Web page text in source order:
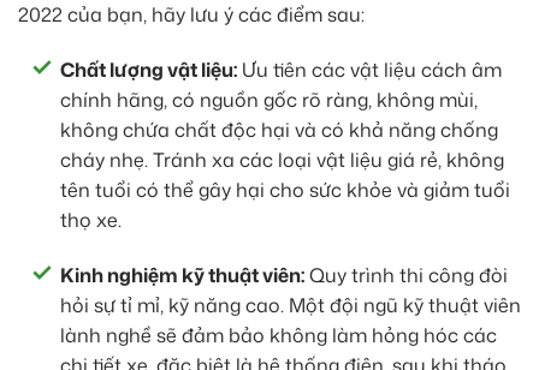
2022 của bạn, hãy lưu ý các điểm sau:
Chất lượng vật liệu: Ưu tiên các vật liệu cách âm
chính hãng, có nguồn gốc rõ ràng, không mùi,
không chứa chất độc hại và có khả năng chống
cháy nhẹ. Tránh xa các loại vật liệu giá rẻ, không
tên tuổi có thể gây hại cho sức khỏe và giảm tuổi
thọ xe.
Kinh nghiệm kỹ thuật viên:Quy trình thi công đòi
hỏi sự tỉ mỉ, kỹ năng cao. Một đội ngũ kỹ thuật viên
lành nghề sẽ đảm bảo không làm hỏng hóc các